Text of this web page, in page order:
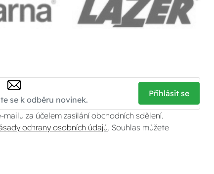
Přihlásit se
mailu za účelem zasílání obchodních sdělení.
ochrany osobních údajů. Souhlas můžete